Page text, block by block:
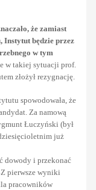
że zamiast
Instytut będzie przez
w tym
w takiej sytuacji prof.
złożył rezygnację.
spowodowała, że
Za namową
Łuczyński (był
już
dowody i przekonać
pierwsze wyniki
pracowników